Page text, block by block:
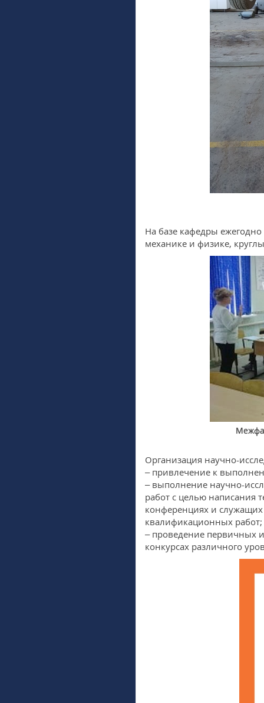
На базе кафедры
механике и физике,
Организация научно-
– привлечение к
– выполнение научно-
работ с целью написания
конференциях и
квалификационных работ;
– проведение первичных
конкурсах различного